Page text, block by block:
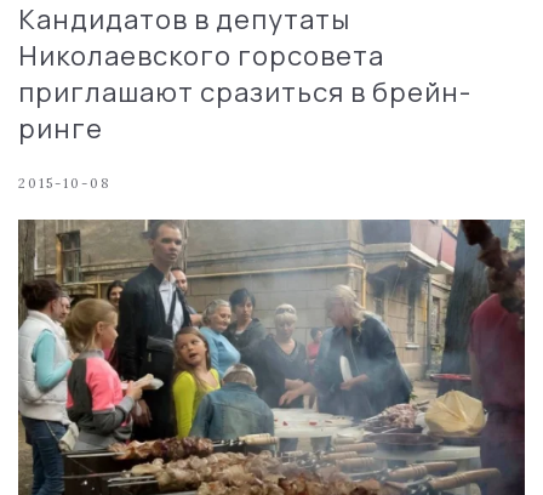
Кандидатов в депутаты
Николаевского горсовета
приглашают сразиться в брейн-
ринге
2015-10-08